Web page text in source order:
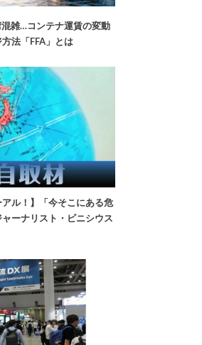
雑…コンテナ運賃の変動
法「FFA」とは
アル！】「今そこにある危
ーナリスト・ビニシウス